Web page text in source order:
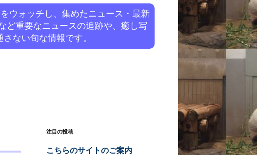
ウォッチし、集めたニュース・最新
ど重要なニュースの追跡や、癒し写
ない旬な情報です。
注目の投稿
こちらのサイトのご案内